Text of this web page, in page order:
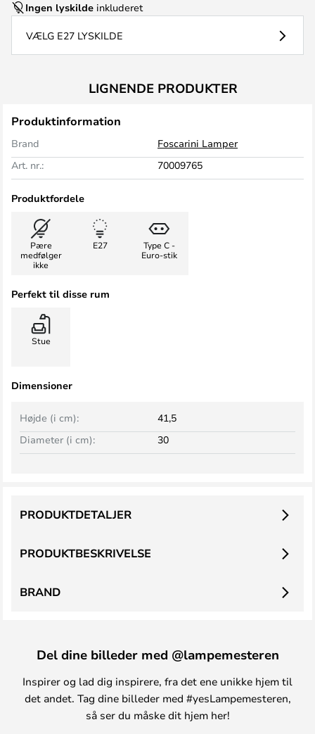
Ingen lyskilde inkluderet
VÆLG E27 LYSKILDE
LIGNENDE PRODUKTER
Produktinformation
Brand
Foscarini Lamper
Art. nr.:
70009765
Produktfordele
Pære
medfølger
ikke
E27
Type C -
Euro-stik
Perfekt til disse rum
Stue
Dimensioner
Højde (i cm):
41,5
Diameter (i cm):
30
PRODUKTBESKRIVELSE
PRODUKTDETALJER
BRAND
Del dine billeder med @lampemesteren
Inspirer og lad dig inspirere, fra det ene unikke hjem til
det andet. Tag dine billeder med #yesLampemesteren,
så ser du måske dit hjem her!